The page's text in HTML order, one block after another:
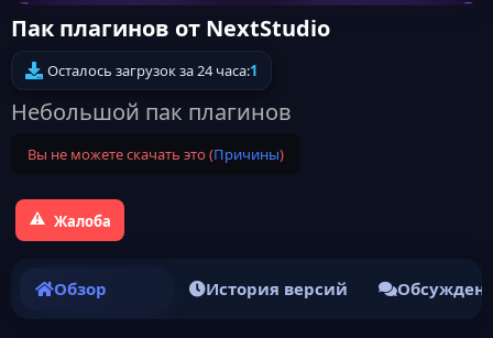
Пак плагинов от NextStudio
Осталось загрузок за 24 часа:1
Небольшой пак плагинов
Вы не можете скачать это (Причины)
Жалоба
Обзор История версий